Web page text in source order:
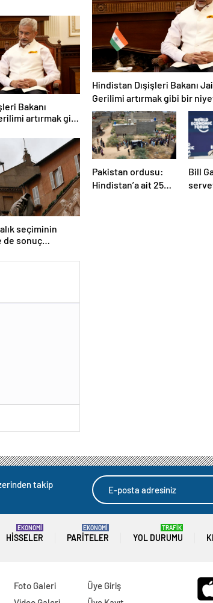
Bakanı
artırmak gibi
seçiminin
de sonuç
Hindistan Dışişleri Bakanı
Gerilimi artırmak gibi bir
Pakistan ordusu:
Hindistan’a ait 25
Bill
takip
HISSELER
EKONOMİ
PARITELER
EKONOMİ
YOL DURUMU
TRAFİK
Foto Galeri
Üye Giriş